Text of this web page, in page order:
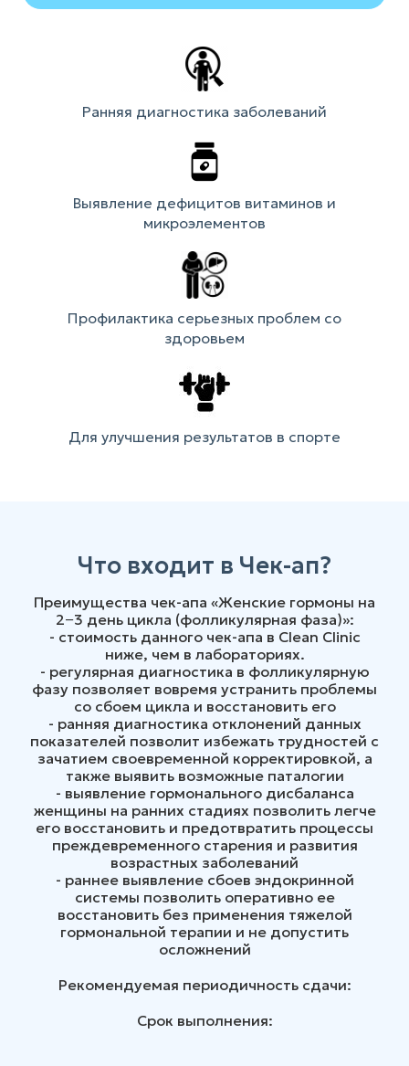
Ранняя диагностика заболеваний
Выявление дефицитов витаминов и
микроэлементов
Профилактика серьезных проблем со
здоровьем
Для улучшения результатов в спорте
Что входит в Чек-ап?
Преимущества чек-апа «Женские гормоны на
2−3 день цикла (фолликулярная фаза)»:
- стоимость данного чек-апа в Clean Clinic
ниже, чем в лабораториях.
- регулярная диагностика в фолликулярную
фазу позволяет вовремя устранить проблемы
со сбоем цикла и восстановить его
- ранняя диагностика отклонений данных
показателей позволит избежать трудностей с
зачатием своевременной корректировкой, а
также выявить возможные паталогии
- выявление гормонального дисбаланса
женщины на ранних стадиях позволить легче
его восстановить и предотвратить процессы
преждевременного старения и развития
возрастных заболеваний
- раннее выявление сбоев эндокринной
системы позволить оперативно ее
восстановить без применения тяжелой
гормональной терапии и не допустить
осложнений
Рекомендуемая периодичность сдачи:
Срок выполнения: